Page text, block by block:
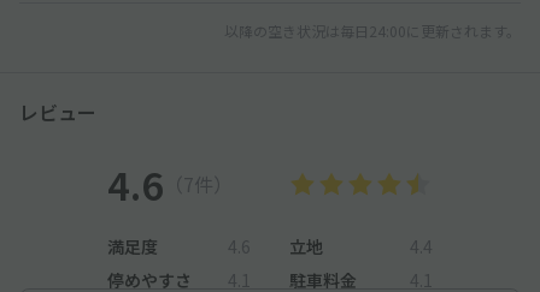
以降の空き状況は毎日24:00に更新されます。
レビュー
4.6 （7件）
満足度 4.6 立地
4.4
停めやすさ
4.1 駐車料金
4.1